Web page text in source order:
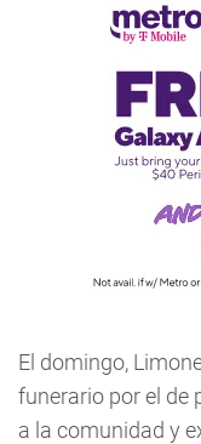
El domingo,
funerario por el de
a la comunidad y